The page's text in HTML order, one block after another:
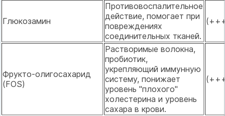
Глюкозамин
Противовоспалительное
действие, помогает при
повреждениях
соединительных тканей.
Фрукто-олигосахарид
(FOS)
Растворимые волокна,
пробиотик,
укрепляющий иммунную
систему, понижает
уровень "плохого"
холестерина и уровень
сахара в крови.